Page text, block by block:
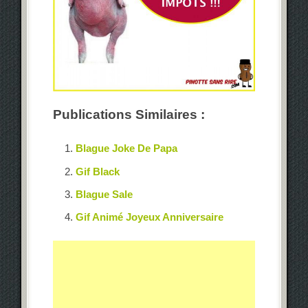
Publications Similaires :
Blague Joke De Papa
Gif Black
Blague Sale
Gif Animé Joyeux Anniversaire